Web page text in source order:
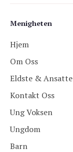
Menigheten
Hjem
Om Oss
Eldste & Ansatte
Kontakt Oss
Ung Voksen
Ungdom
Barn